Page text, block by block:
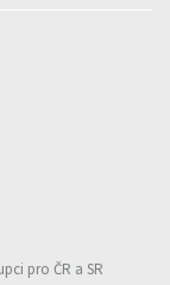
pro ČR a SR